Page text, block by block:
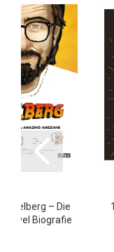
Spielberg – Die
Novel Biografie